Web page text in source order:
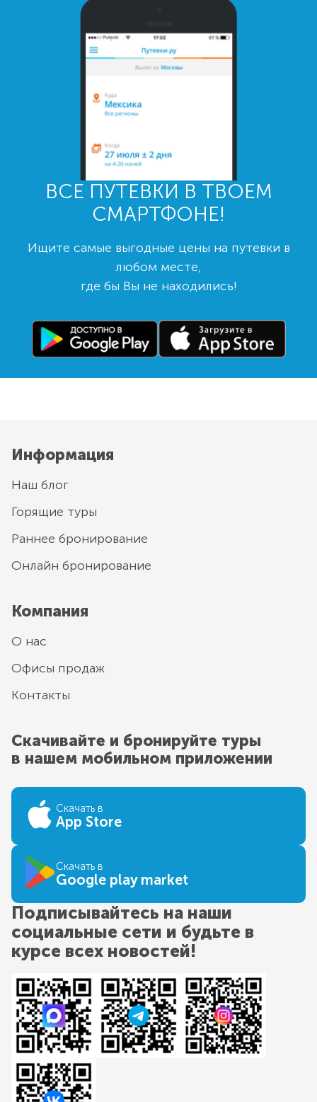
ВСЕ ПУТЕВКИ В ТВОЕМ
СМАРТФОНЕ!
Ищите самые выгодные цены на путевки в
любом месте,
где бы Вы не находились!
Информация
Наш блог
Горящие туры
Раннее бронирование
Онлайн бронирование
Компания
О нас
Офисы продаж
Контакты
Скачивайте и бронируйте туры
в нашем мобильном приложении
Скачать в
App Store
Скачать в
Google play market
Подписывайтесь на наши
социальные сети и будьте в
курсе всех новостей!